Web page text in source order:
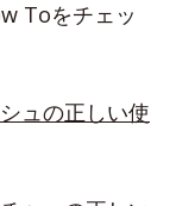
Toをチェッ
ュの正しい使